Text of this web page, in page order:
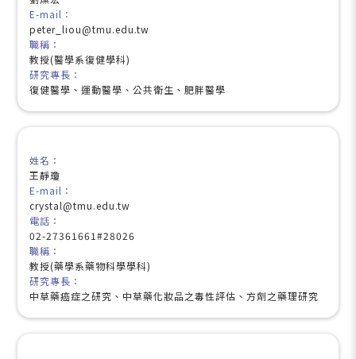
E-mail：
peter_liou@tmu.edu.tw
職稱：
教授(醫學系復健學科)
研究專長：
復健醫學、運動醫學、公共衛生、肥胖醫學
姓名：
王靜瓊
E-mail：
crystal@tmu.edu.tw
電話：
02-27361661#28026
職稱：
教授(藥學系藥物科學學科)
研究專長：
中草藥癌症之研究、中草藥化妝品之毒性評估、方劑之藥理研究